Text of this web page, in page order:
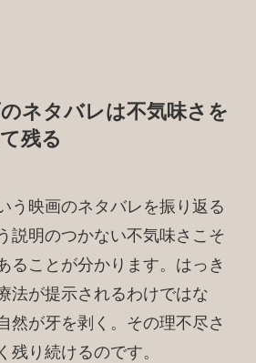
ネタバレは不気味さを
残る
う映画のネタバレを振り返る
説明のつかない不気味さこそ
ることが分かります。はっき
法が提示されるわけではな
然が牙を剥く。その理不尽さ
残り続けるのです。